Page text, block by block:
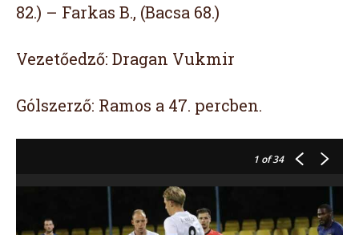
82.) – Farkas B., (Bacsa 68.)
Vezetőedző: Dragan Vukmir
Gólszerző: Ramos a 47. percben.
1 of 34